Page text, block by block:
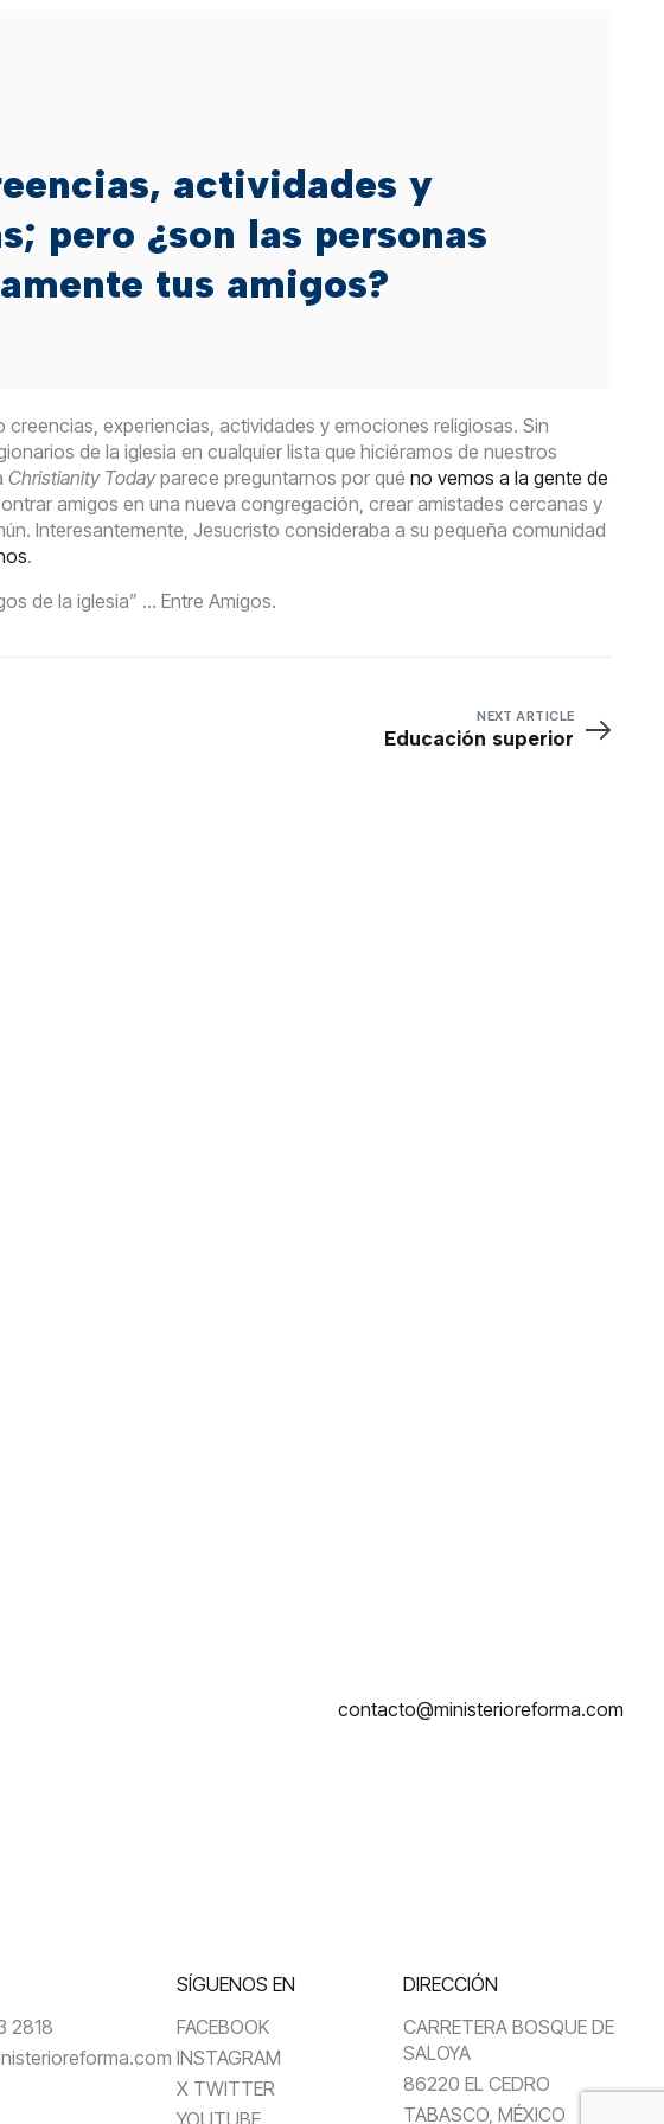
actividades y
pero ¿son las personas
tus amigos?
experiencias, actividades y emociones religiosas. Sin
de la iglesia en cualquier lista que hiciéramos de nuestros
Christianity Todayparece preguntarnos por qué no vemos a la gente de
amigos en una nueva congregación, crear amistades cercanas y
Interesantemente, Jesucristo consideraba a su pequeña comunidad
.
de la iglesia” … Entre Amigos.
NEXT ARTICLE
Educación superior
contacto@ministerioreforma.com
2818
SÍGUENOS EN
FACEBOOK
INSTAGRAM
X TWITTER
DIRECCIÓN
CARRETERA BOSQUE DE
SALOYA
86220 EL CEDRO
TABASCO, MÉXICO